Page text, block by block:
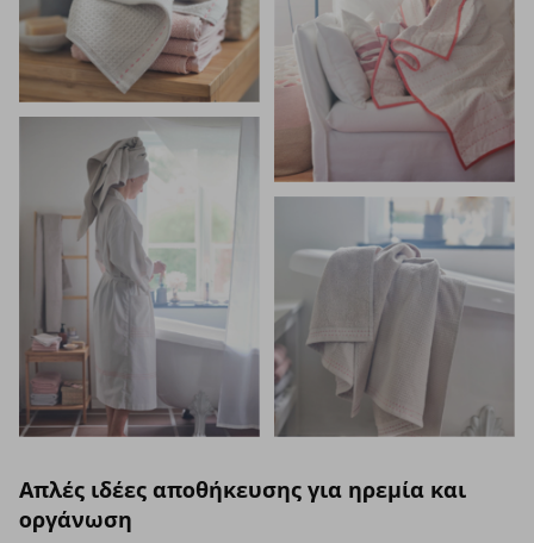
Απλές ιδέες αποθήκευσης για ηρεμία και
οργάνωση